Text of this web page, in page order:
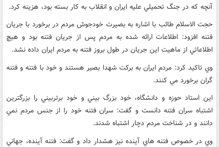
آنچه که در جنگ تحميلي عليه ايران و انقلاب به کار بسته بود، هزينه کرد.
حجت الاسلام طائب با اشاره به بصيرت خودجوش مردم در برخورد با جريان
فتنه افزود: اطلاعات ارائه شده به مردم پس از جريان فتنه بود و هيچ
اطلاعاتي از ماهيت اين جريان در طول بروز فتنه به مردم ايران داده نشد.
وي تاکيد کرد: مردم ايران به برکت شهدا بصير هستند و خود با فتنه و فتنه
گران برخورد مي کنند.
اين استاد حوزه و دانشگاه، خود بزرگ بيني و خود برتربيني را بزرگترين
اشتباه سران فتنه دانست و گفت: سران فتنه خود را از جنس مردم نمي
دانند و در شناخت مردم دچار اشتباه شدند.
وي در خصوص فتنه هاي آينده نيز هشدار داد و گفت: فتنه آينده، جهاني